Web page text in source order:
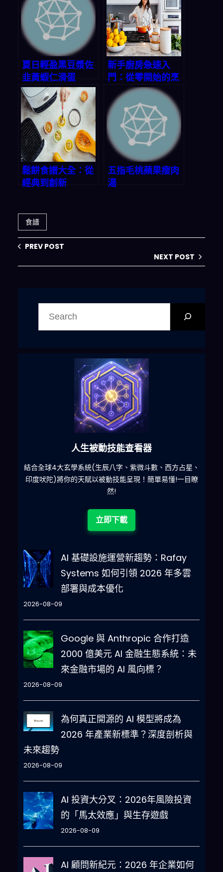
夏日輕盈黑豆漿佐
韭黃蝦仁滑蛋
新手廚房急速入
門：從零開始的烹
飪之旅
鬆餅食譜大全：從
經典到創新
五指毛桃蘋果瘦肉
湯
食譜
PREV POST
NEXT POST
人生被動技能查看器
結合全球4大玄學系統(生辰八字、紫微斗數、西方占星、
印度吠陀)將你的天賦以被動技能呈現！簡單易懂!一目瞭
然!
立即下載
AI 基礎設施運營新趨勢：Rafay
Systems 如何引領 2026 年多雲
部署與成本優化
2026-08-09
Google 與 Anthropic 合作打造
2000 億美元 AI 金融生態系統：未
來金融市場的 AI 風向標？
2026-08-09
為何真正開源的 AI 模型將成為
2026 年產業新標準？深度剖析與
未來趨勢
2026-08-09
AI 投資大分叉：2026年風險投資
的「馬太效應」與生存遊戲
2026-08-09
AI 顧問新紀元：2026 年企業如何